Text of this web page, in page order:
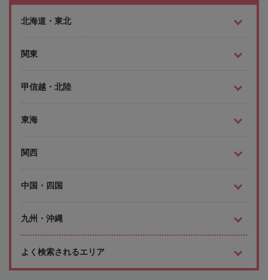
北海道・東北
関東
甲信越・北陸
東海
関西
中国・四国
九州・沖縄
よく検索されるエリア